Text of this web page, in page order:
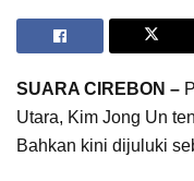
SUARA CIREBON –
Utara, Kim Jong Un
Bahkan kini dijuluki